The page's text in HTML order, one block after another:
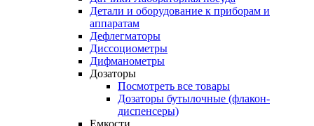
Детали и оборудование к приборам и
аппаратам
Дефлегматоры
Диссоциометры
Дифманометры
Дозаторы
Посмотреть все товары
Дозаторы бутылочные (флакон-
диспенсеры)
Емкости